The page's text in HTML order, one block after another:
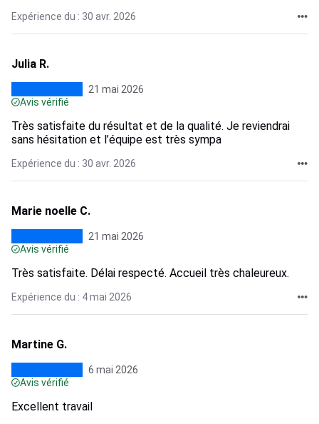
Expérience du : 30 avr. 2026
Julia R.
21 mai 2026
Avis vérifié
Très satisfaite du résultat et de la qualité. Je reviendrai
sans hésitation et l’équipe est très sympa
Expérience du : 30 avr. 2026
Marie noelle C.
21 mai 2026
Avis vérifié
Très satisfaite. Délai respecté. Accueil très chaleureux.
Expérience du : 4 mai 2026
Martine G.
6 mai 2026
Avis vérifié
Excellent travail